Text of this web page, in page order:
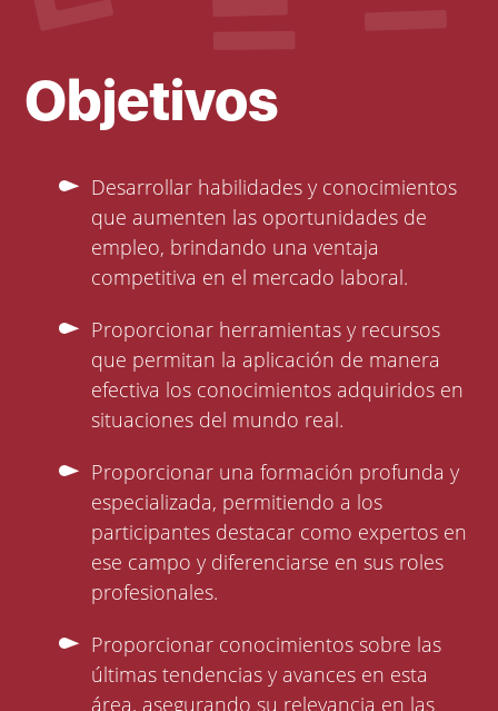
Objetivos
Desarrollar habilidades y conocimientos
que aumenten las oportunidades de
empleo, brindando una ventaja
competitiva en el mercado laboral.
Proporcionar herramientas y recursos
que permitan la aplicación de manera
efectiva los conocimientos adquiridos en
situaciones del mundo real.
Proporcionar una formación profunda y
especializada, permitiendo a los
participantes destacar como expertos en
ese campo y diferenciarse en sus roles
profesionales.
Proporcionar conocimientos sobre las
últimas tendencias y avances en esta
área, asegurando su relevancia en las